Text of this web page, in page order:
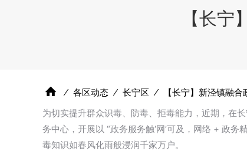
【长
⁄ 各区动态 ⁄ 长宁区 ⁄
【长宁】新泾镇融
为切实提升群众识毒、防毒、拒毒能力，近期，在
务中心，开展以 “政务服务触‘网’可及，网络 + 政
毒知识如春风化雨般浸润千家万户。